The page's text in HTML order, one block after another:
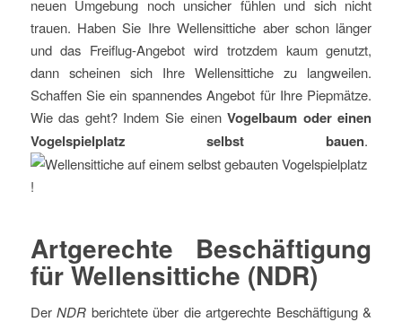
neuen Umgebung noch unsicher fühlen und sich nicht
trauen. Haben Sie Ihre Wellensittiche aber schon länger
und das Freiflug-Angebot wird trotzdem kaum genutzt,
dann scheinen sich Ihre Wellensittiche zu langweilen.
Schaffen Sie ein spannendes Angebot für Ihre Piepmätze.
Wie das geht? Indem Sie einenVogelbaum oder einen
Vogelspielplatz selbst bauen.
!
Artgerechte Beschäftigung
für Wellensittiche (NDR)
DerNDR berichtete über die artgerechte Beschäftigung &